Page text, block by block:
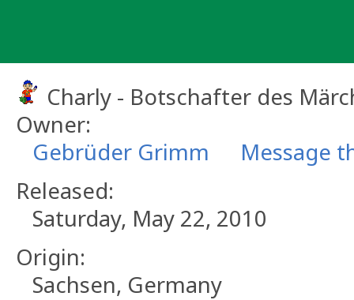
Charly - Botschafter des
Owner:
Gebrüder Grimm
Message
Released:
Saturday, May 22, 2010
Origin:
Sachsen, Germany